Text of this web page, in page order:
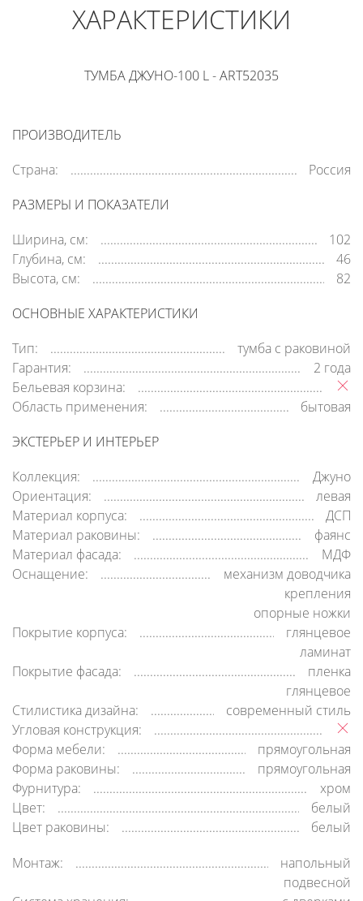
ХАРАКТЕРИСТИКИ
ТУМБА ДЖУНО-100 L - ART52035
ПРОИЗВОДИТЕЛЬ
Страна:
Россия
РАЗМЕРЫ И ПОКАЗАТЕЛИ
Ширина, см:
102
Глубина, см:
46
Высота, см:
82
ОСНОВНЫЕ ХАРАКТЕРИСТИКИ
Тип:
тумба с раковиной
Гарантия:
2 года
Бельевая корзина:
Область применения:
бытовая
ЭКСТЕРЬЕР И ИНТЕРЬЕР
Коллекция:
Джуно
Ориентация:
левая
Материал корпуса:
ДСП
Материал раковины:
фаянс
Материал фасада:
МДФ
Оснащение:
механизм доводчика
крепления
опорные ножки
Покрытие корпуса:
глянцевое
ламинат
Покрытие фасада:
пленка
глянцевое
Стилистика дизайна:
современный стиль
Угловая конструкция:
Форма мебели:
прямоугольная
Форма раковины:
прямоугольная
Фурнитура:
хром
Цвет:
белый
Цвет раковины:
белый
Монтаж:
напольный
подвесной